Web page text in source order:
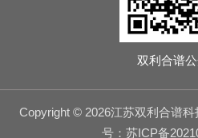
双利合谱
Copyright © 2026江苏双利合谱
号：苏ICP备